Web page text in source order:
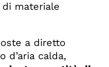
materiale
a diretto
d’aria calda,